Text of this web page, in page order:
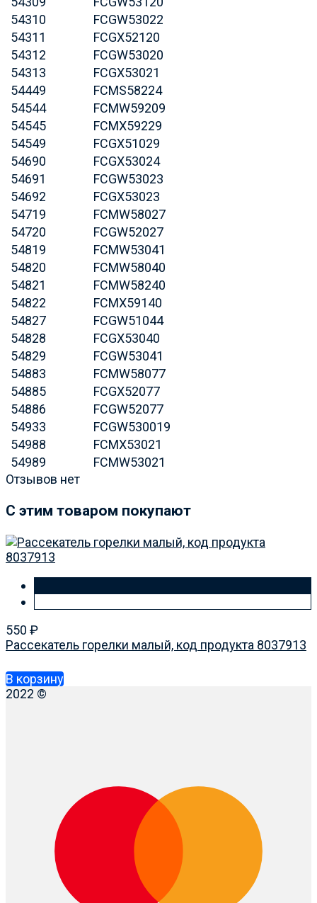
54310
FCGW53022
54311
FCGX52120
54312
FCGW53020
54313
FCGX53021
54449
FCMS58224
54544
FCMW59209
54545
FCMX59229
54549
FCGX51029
54690
FCGX53024
54691
FCGW53023
54692
FCGX53023
54719
FCMW58027
54720
FCGW52027
54819
FCMW53041
54820
FCMW58040
54821
FCMW58240
54822
FCMX59140
54827
FCGW51044
54828
FCGX53040
54829
FCGW53041
54883
FCMW58077
54885
FCGX52077
54886
FCGW52077
54933
FCGW530019
54988
FCMX53021
54989
FCMW53021
Отзывов нет
C этим товаром покупают
550 ₽
Рассекатель горелки малый, код продукта 8037913
В корзину
2022 ©